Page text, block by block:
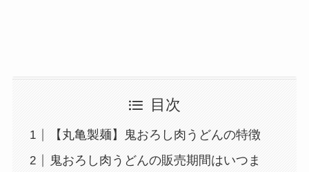
目次
【丸亀製麺】鬼おろし肉うどんの特徴
鬼おろし肉うどんの販売期間はいつま